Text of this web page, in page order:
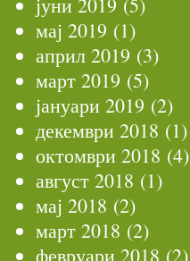
мај 2019 (1)
април 2019 (3)
март 2019 (5)
јануари 2019 (2)
декември 2018 (1)
октомври 2018 (4)
август 2018 (1)
мај 2018 (2)
март 2018 (2)
февруари 2018 (2)